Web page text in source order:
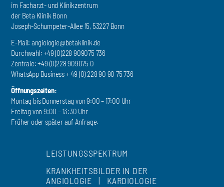
im Facharzt- und Klinikzentrum
der Beta Klinik Bonn
Joseph-Schumpeter-Allee 15, 53227 Bonn
E-Mail: angiologie@betaklinik.de
Durchwahl: +49 (0)228 909075 736
Zentrale: +49 (0)228 909075 0
WhatsApp Business + 49 (0) 228 90 90 75 736
Öffnungszeiten:
Montag bis Donnerstag von 9:00 – 17:00 Uhr
Freitag von 9:00 – 13:30 Uhr
Früher oder später auf Anfrage.
LEISTUNGSSPEKTRUM
KRANKHEITSBILDER IN DER
ANGIOLOGIE
| KARDIOLOGIE